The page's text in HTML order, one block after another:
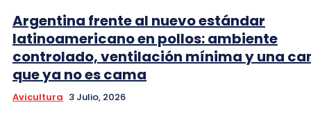
Argentina frente al nuevo estándar
latinoamericano en pollos: ambiente
controlado, ventilación mínima y una
que ya no es cama
Avicultura 3 Julio, 2026